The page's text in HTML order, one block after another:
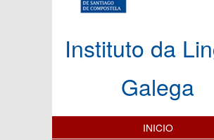
Instituto da
Galega
Índice de contidos
INICIO